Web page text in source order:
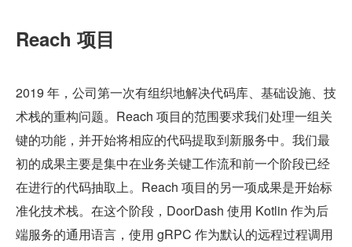
Reach 项目
2019 年，公司第一次有组织地解决代码库、基础设施、技
术栈的重构问题。Reach 项目的范围要求我们处理一组关
键的功能，并开始将相应的代码提取到新服务中。我们最
初的成果主要是集中在业务关键工作流和前一个阶段已经
在进行的代码抽取上。Reach 项目的另一项成果是开始标
准化技术栈。在这个阶段，DoorDash 使用 Kotlin 作为后
端服务的通用语言，使用 gRPC 作为默认的远程过程调用